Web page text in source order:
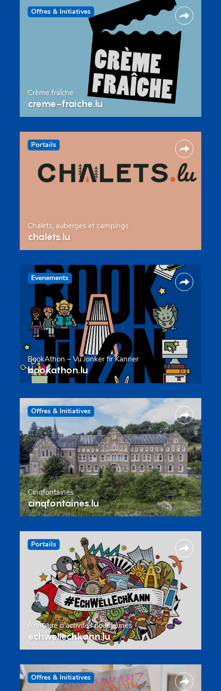
Offres & Initiatives
Crème fraîche
creme-fraiche.lu
Portails
Chalets, auberges et campings
chalets.lu
Evenements
BookAthon – Vu Jonker fir Kanner
bookathon.lu
Offres & Initiatives
Cinqfontaines
cinqfontaines.lu
Portails
Annuaire d’activités pour jeunes
echwellechkann.lu
Offres & Initiatives